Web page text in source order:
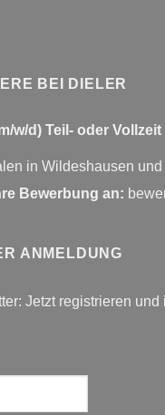
BEI DIELER
w/d) Teil- oder Vollzeit
in Wildeshausen und
Bewerbung an:
ANMELDUNG
Jetzt registrieren und